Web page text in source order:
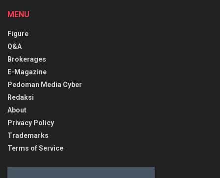
MENU
Figure
Q&A
Brokerages
E-Magazine
Pedoman Media Cyber
Redaksi
About
Privacy Policy
Trademarks
Terms of Service